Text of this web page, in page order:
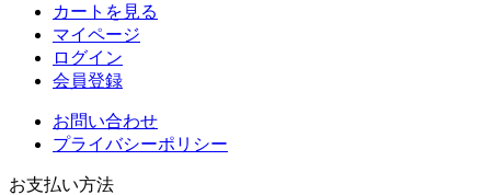
カートを見る
マイページ
ログイン
会員登録
お問い合わせ
プライバシーポリシー
お支払い方法